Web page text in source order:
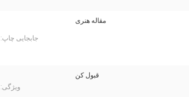
مقاله هنری
جابجایی چاپ:
قبول کن
ویژگی: